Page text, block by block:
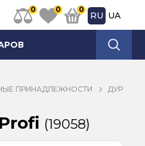
0 0 0
RU UA
ПРИНАДЛЕЖНОСТИ
(19058)